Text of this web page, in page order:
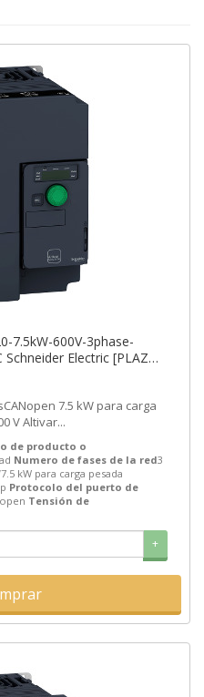
7.5kW-600V-3phase-
Electric [PLAZO
7.5 kW para carga
fases 525...600 V Altivar...
de producto o
Numero de fases de la red3
7.5 kW para carga pesada
Protocolo del puerto de
Tensión de
+